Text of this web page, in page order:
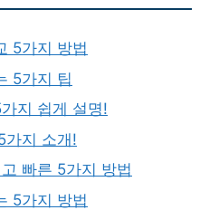
5가지 방법
5가지 팁
지 쉽게 설명!
가지 소개!
빠른 5가지 방법
5가지 방법